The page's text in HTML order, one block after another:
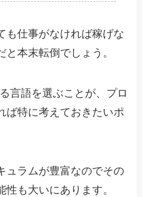
も仕事がなければ稼げな
本末転倒でしょう。
言語を選ぶことが、プロ
ば特に考えておきたいポ
ュラムが豊富なのでその
も大いにあります。